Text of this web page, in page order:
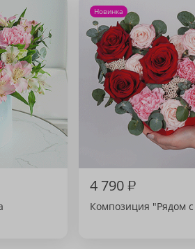
Новинка
4 790₽
Композиция "Рядом